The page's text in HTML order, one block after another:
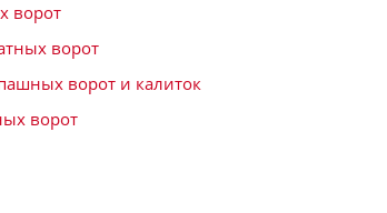
ворот
ворот
ворот и калиток
ворот